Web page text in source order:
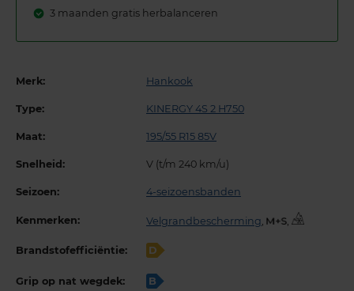
3 maanden gratis herbalanceren
Merk: Hankook
Type: KINERGY 4S 2 H750
Maat: 195/55 R15 85V
Snelheid: V (t/m 240 km/u)
Seizoen: 4-seizoensbanden
Kenmerken: Velgrandbescherming, ,
Brandstofefficiëntie: D
Grip op nat wegdek: B